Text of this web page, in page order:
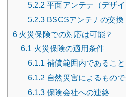
5.2.2 平面アンテナ（デザ
5.2.3 BSCSアンテナの交換
6 火災保険での対応は可能？
6.1 火災保険の適用条件
6.1.1 補償範囲内であること
6.1.2 自然災害によるもの
6.1.3 保険会社への連絡